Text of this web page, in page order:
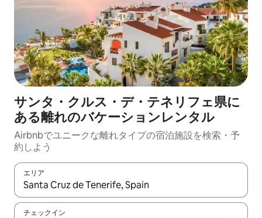
サンタ・クルス・デ・テネリフェ県に
ある離れのバケーションレンタル
Airbnbでユニークな離れタイプの宿泊施設を検索・予
約しよう
エリア
検索結果が表示されたら、上下の矢印キーを使って移動するか
チェックイン